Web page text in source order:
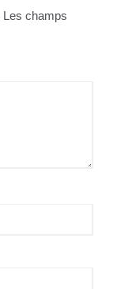
Les champs